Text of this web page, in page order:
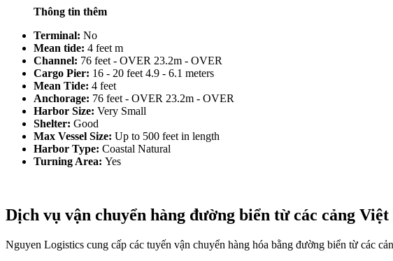
Thông tin thêm
Terminal: No
Mean tide: 4 feet m
Channel: 76 feet - OVER 23.2m - OVER
Cargo Pier: 16 - 20 feet 4.9 - 6.1 meters
Mean Tide: 4 feet
Anchorage: 76 feet - OVER 23.2m - OVER
Harbor Size: Very Small
Shelter: Good
Max Vessel Size: Up to 500 feet in length
Harbor Type: Coastal Natural
Turning Area: Yes
Dịch vụ vận chuyển hàng đường biển từ các cảng
Nguyen Logistics cung cấp các tuyến vận chuyển hàng hóa bằng đường biển từ các